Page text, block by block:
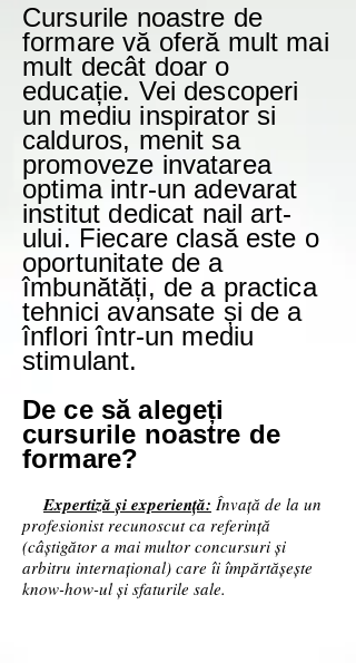
Cursurile noastre de
formare vă oferă mult mai
mult decât doar o
educație. Vei descoperi
un mediu inspirator si
calduros, menit sa
promoveze invatarea
optima intr-un adevarat
institut dedicat nail art-
ului. Fiecare clasă este o
oportunitate de a
îmbunătăți, de a practica
tehnici avansate și de a
înflori într-un mediu
stimulant.
De ce să alegeți
cursurile noastre de
formare?
Expertiză și experiență: Învață de la un
profesionist recunoscut ca referință
(câștigător a mai multor concursuri și
arbitru internațional) care îi împărtășește
know-how-ul și sfaturile sale.